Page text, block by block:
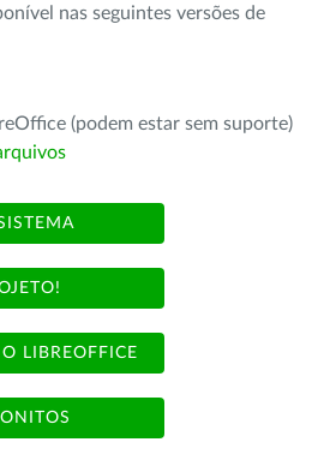
nas seguintes versões de
(podem estar sem suporte)
LIBREOFFICE